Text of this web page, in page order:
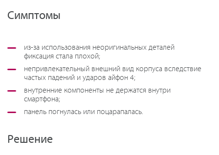
Симптомы
из-за использования неоригинальных деталей
фиксация стала плохой;
непривлекательный внешний вид корпуса вследствие
частых падений и ударов айфон 4;
внутренние компоненты не держатся внутри
смартфона;
панель погнулась или поцарапалась.
Решение